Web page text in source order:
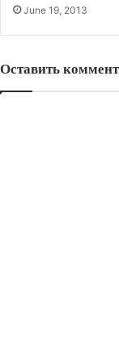
June 19, 2013
Оставить